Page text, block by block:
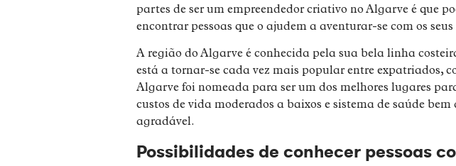
partes de ser um empreendedor criativo no Algarve é que
encontrar pessoas que o ajudem a aventurar-se com os seus
A região do Algarve é conhecida pela sua bela linha
está a tornar-se cada vez mais popular entre expatriados,
Algarve foi nomeada para ser um dos melhores lugares
custos de vida moderados a baixos e sistema de saúde
agradável.
Possibilidades de conhecer pessoas